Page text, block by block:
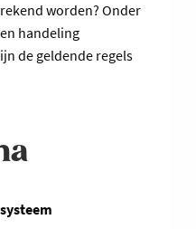
worden? Onder
handeling
de geldende regels